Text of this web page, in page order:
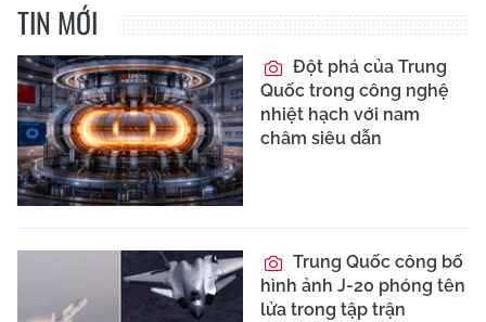
TIN MỚI
Đột phá của Trung
Quốc trong công nghệ
nhiệt hạch với nam
châm siêu dẫn
Trung Quốc công bố
hình ảnh J-20 phóng tên
lửa trong tập trận